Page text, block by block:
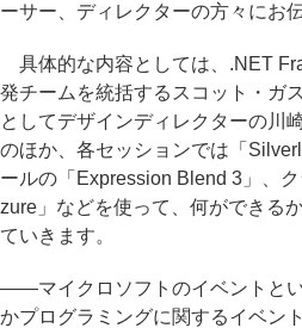
ーサー、ディレクターの方々にお
具体的な内容としては、.NET
発チームを統括するスコット・ガ
としてデザインディレクターの川
のほか、各セッションでは「
ールの「Expression Blend 3」、
zure」などを使って、何ができる
ていきます。
――マイクロソフトのイベントと
かプログラミングに関するイベン